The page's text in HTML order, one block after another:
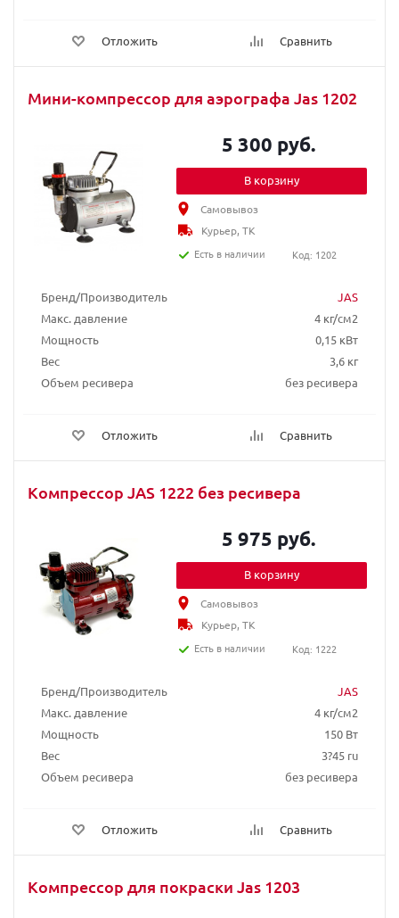
Отложить Сравнить
Мини-компрессор для аэрографа Jas 1202
Бренд/Производитель
JAS
Макс. давление
4 кг/см2
Мощность
0,15 кВт
Вес
3,6 кг
Объем ресивера
без ресивера
Отложить Сравнить
5 300 руб.
В корзину
Самовывоз
Курьер, ТК
Есть в наличии
Код: 1202
Компрессор JAS 1222 без ресивера
Бренд/Производитель
JAS
Макс. давление
4 кг/см2
Мощность
150 Вт
Вес
3?45 ru
Объем ресивера
без ресивера
Отложить Сравнить
5 975 руб.
В корзину
Самовывоз
Курьер, ТК
Есть в наличии
Код: 1222
Компрессор для покраски Jas 1203